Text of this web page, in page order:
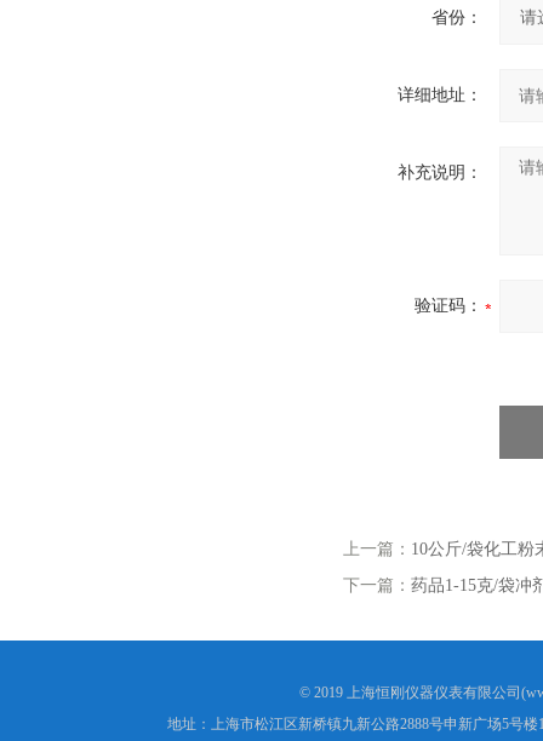
省份：
详细地址：
补充说明：
验证码：
上一篇： 10公斤/袋化工粉
下一篇： 药品1-15克/袋冲
© 2019 上海恒刚仪器仪表有限公司
地址：上海市松江区新桥镇九新公路2888号申新广场5号楼